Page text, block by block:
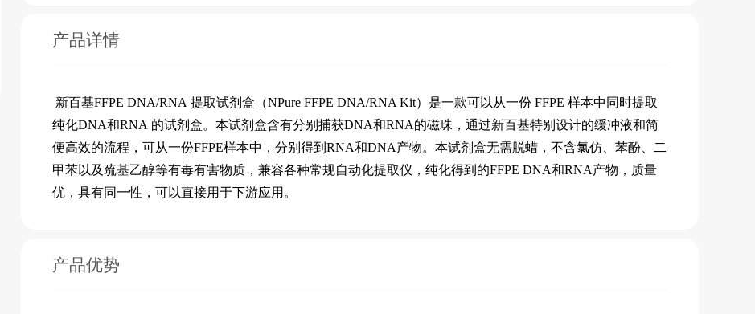
产品详情
新百基FFPE DNA/RNA 提取试剂盒 （NPure FFPE DNA/RNA Kit） 是一款可以从一份FFPE 样本中同时提取
纯化DNA和RNA 的试剂盒。本试剂盒含有分别捕获DNA和RNA的磁珠，通过新百基特别设计的缓冲液和简
便高效的流程，可从一份FFPE样本中，分别得到RNA和DNA产物。本试剂盒无需脱蜡，不含氯仿、苯酚、二
甲苯以及巯基乙醇等有毒有害物质，兼容各种常规自动化提取仪，纯化得到的FFPE DNA和RNA产物，质量
优，具有同一性，可以直接用于下游应用。
产品优势